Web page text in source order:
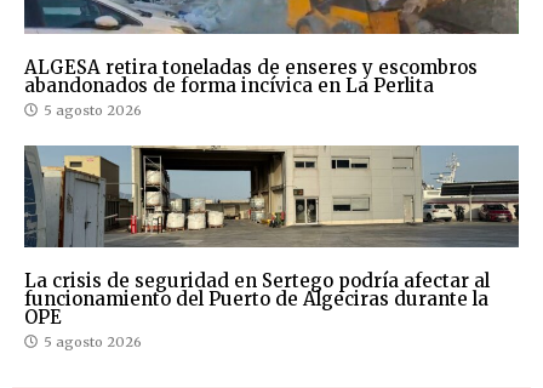
ALGESA retira toneladas de enseres y escombros
abandonados de forma incívica en La Perlita
5 agosto 2026
La crisis de seguridad en Sertego podría afectar al
funcionamiento del Puerto de Algeciras durante la
OPE
5 agosto 2026